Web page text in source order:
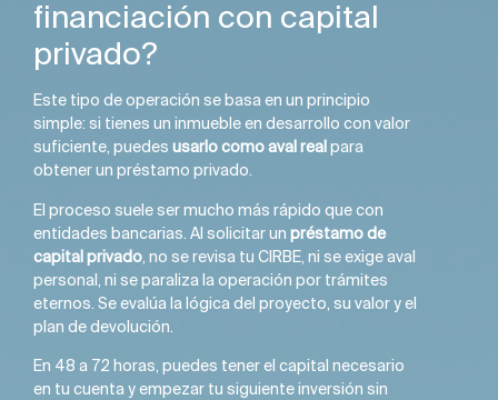
financiación con capital
privado?
Este tipo de operación se basa en un principio
simple: si tienes un inmueble en desarrollo con valor
suficiente, puedes usarlo como aval real para
obtener un préstamo privado.
El proceso suele ser mucho más rápido que con
entidades bancarias. Al solicitar un préstamo de
capital privado , no se revisa tu CIRBE, ni se exige aval
personal, ni se paraliza la operación por trámites
eternos. Se evalúa la lógica del proyecto, su valor y el
plan de devolución.
En 48 a 72 horas, puedes tener el capital necesario
en tu cuenta y empezar tu siguiente inversión sin